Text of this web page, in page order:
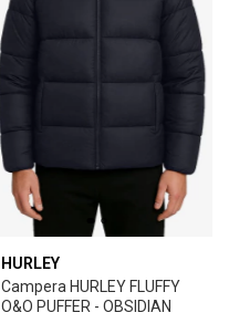
HURLEY
Campera HURLEY FLUFFY
O&O PUFFER - OBSIDIAN